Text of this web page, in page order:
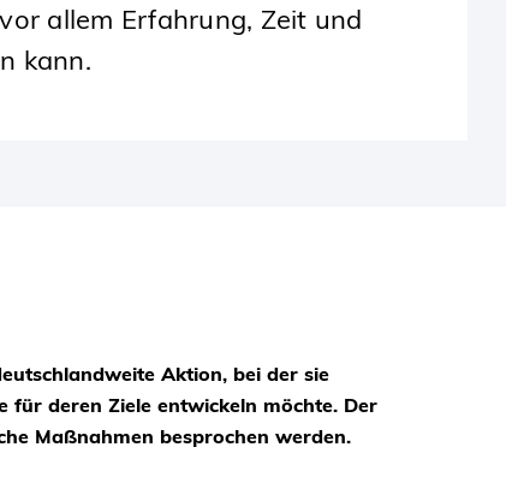
allem Erfahrung, Zeit und
kann.
Aktion, bei der sie
für deren Ziele entwickeln möchte. Der
Maßnahmen besprochen werden.